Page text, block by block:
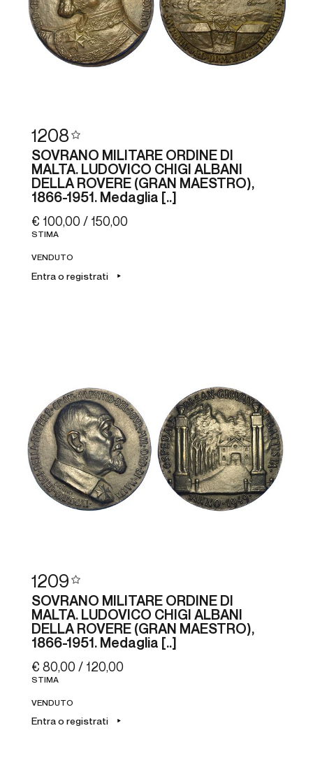
1208
SOVRANO MILITARE ORDINE DI
MALTA. LUDOVICO CHIGI ALBANI
DELLA ROVERE (GRAN MAESTRO),
1866-1951. Medaglia [..]
€ 100,00 / 150,00
STIMA
VENDUTO
Entra o registrati
1209
SOVRANO MILITARE ORDINE DI
MALTA. LUDOVICO CHIGI ALBANI
DELLA ROVERE (GRAN MAESTRO),
1866-1951. Medaglia [..]
€ 80,00 / 120,00
STIMA
VENDUTO
Entra o registrati